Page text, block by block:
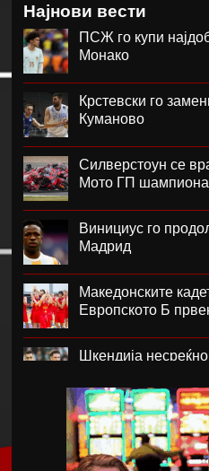
Најнови вести
ПСЖ го купи
Монако
Крстевски го
Куманово
Силверстоун се
Мото ГП
Винициус го
Мадрид
Македонските
Европското Б
Шкендија
Реал го
трансфер на